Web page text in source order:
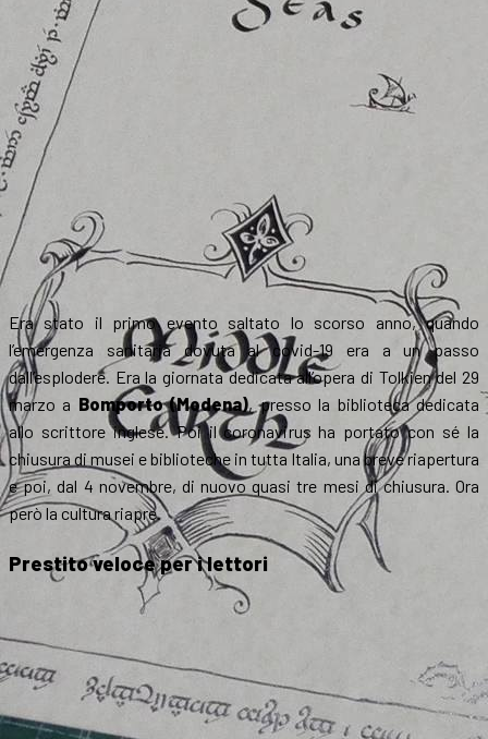
Era stato il primo evento saltato lo scorso anno, quando
l’emergenza sanitaria dovuta al covid-19 era a un passo
dall’esplodere. Era la giornata dedicata all’opera di Tolkien del 29
marzo a Bomporto (Modena), presso la biblioteca dedicata
allo scrittore inglese. Poi il coronavirus ha portato con sé la
chiusura di musei e biblioteche in tutta Italia, una breve riapertura
e poi, dal 4 novembre, di nuovo quasi tre mesi di chiusura. Ora
però la cultura riapre.
Prestito veloce per i lettori